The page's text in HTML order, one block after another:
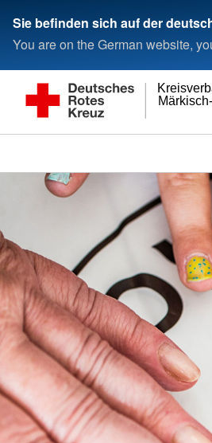
Sie befinden sich auf der
You are on the German website,